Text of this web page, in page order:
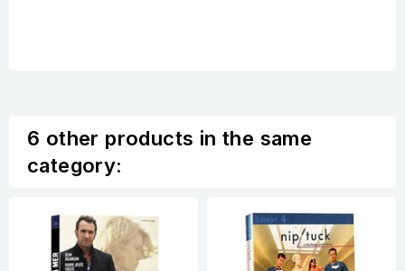
6 other products in the same
category: